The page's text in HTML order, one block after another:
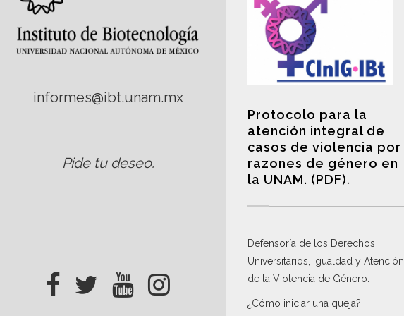
informes@ibt.unam.mx
Pide tu deseo.
Protocolo para la
atención integral de
casos de violencia por
razones de género en
la UNAM. (PDF).
Defensoría de los Derechos
Universitarios, Igualdad y Atención
de la Violencia de Género
¿Cómo iniciar una queja?